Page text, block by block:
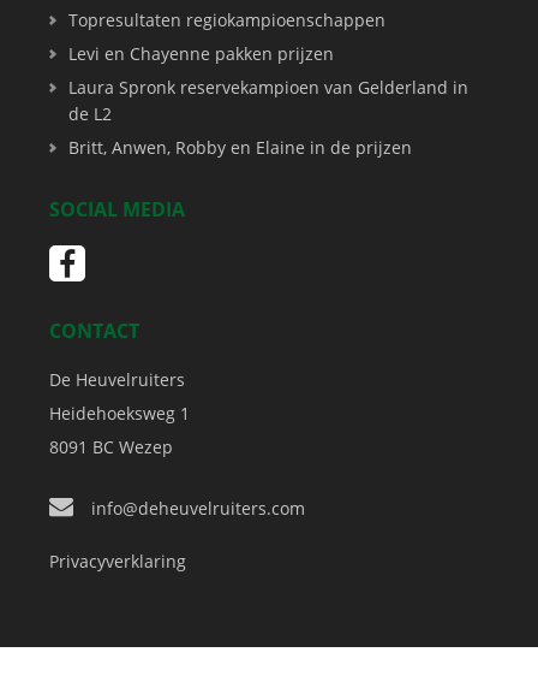
Topresultaten regiokampioenschappen
Levi en Chayenne pakken prijzen
Laura Spronk reservekampioen van Gelderland in
de L2
Britt, Anwen, Robby en Elaine in de prijzen
SOCIAL MEDIA
CONTACT
De Heuvelruiters
Heidehoeksweg 1
8091 BC Wezep
info@deheuvelruiters.com
Privacyverklaring